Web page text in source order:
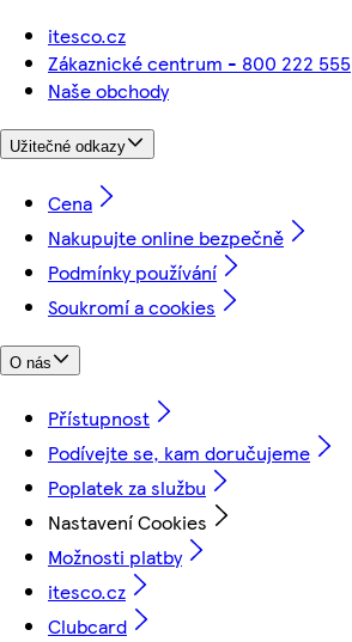
itesco.cz
Zákaznické centrum - 800 222 555
Naše obchody
Užitečné odkazy
Cena
Nakupujte online bezpečně
Podmínky používání
Soukromí a cookies
O nás
Přístupnost
Podívejte se, kam doručujeme
Poplatek za službu
Nastavení Cookies
Možnosti platby
itesco.cz
Clubcard